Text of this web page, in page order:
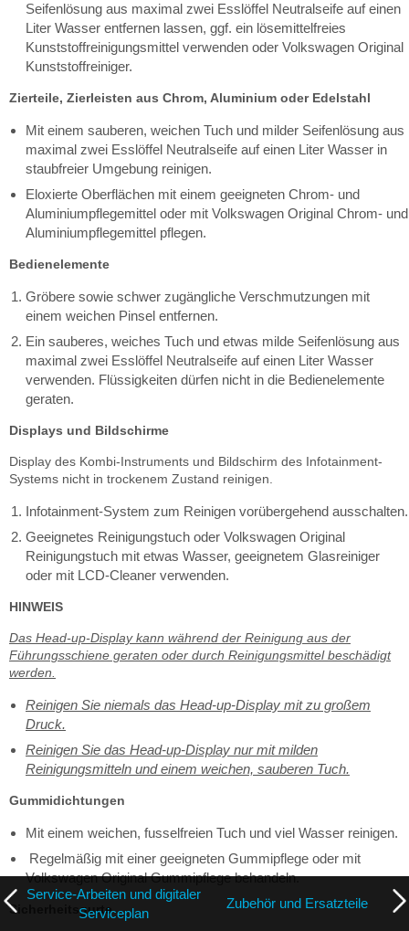
Seifenlösung aus maximal zwei Esslöffel Neutralseife auf einen
Liter Wasser entfernen lassen, ggf. ein lösemittelfreies
Kunststoffreinigungsmittel verwenden oder Volkswagen Original
Kunststoffreiniger.
Zierteile, Zierleisten aus Chrom, Aluminium oder Edelstahl
Mit einem sauberen, weichen Tuch und milder Seifenlösung aus
maximal zwei Esslöffel Neutralseife auf einen Liter Wasser in
staubfreier Umgebung reinigen.
Eloxierte Oberflächen mit einem geeigneten Chrom- und
Aluminiumpflegemittel oder mit Volkswagen Original Chrom- und
Aluminiumpflegemittel pflegen.
Bedienelemente
Gröbere sowie schwer zugängliche Verschmutzungen mit
einem weichen Pinsel entfernen.
Ein sauberes, weiches Tuch und etwas milde Seifenlösung aus
maximal zwei Esslöffel Neutralseife auf einen Liter Wasser
verwenden. Flüssigkeiten dürfen nicht in die Bedienelemente
geraten.
Displays und Bildschirme
Display des Kombi-Instruments und Bildschirm des Infotainment-
Systems nicht in trockenem Zustand reinigen.
Infotainment-System zum Reinigen vorübergehend ausschalten.
Geeignetes Reinigungstuch oder Volkswagen Original
Reinigungstuch mit etwas Wasser, geeignetem Glasreiniger
oder mit LCD-Cleaner verwenden.
HINWEIS
Das Head-up-Display kann während der Reinigung aus der
Führungsschiene geraten oder durch Reinigungsmittel beschädigt
werden.
Reinigen Sie niemals das Head-up-Display mit zu großem
Druck.
Reinigen Sie das Head-up-Display nur mit milden
Reinigungsmitteln und einem weichen, sauberen Tuch.
Gummidichtungen
Mit einem weichen, fusselfreien Tuch und viel Wasser reinigen.
Regelmäßig mit einer geeigneten Gummipflege oder mit
Volkswagen Original Gummipflege behandeln.
Sicherheitsgurte
Service-Arbeiten und digitaler
Serviceplan
Zubehör und Ersatzteile